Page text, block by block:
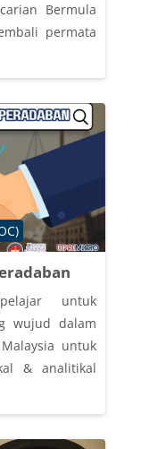
Bermula
permata
untuk
wujud dalam
untuk
& analitikal